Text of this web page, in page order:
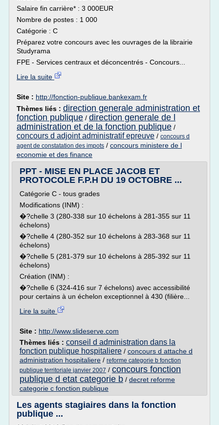
Salaire fin carrière* : 3 000EUR
Nombre de postes : 1 000
Catégorie : C
Préparez votre concours avec les ouvrages de la librairie
Studyrama
FPE - Services centraux et déconcentrés - Concours...
Lire la suite
Site : http://fonction-publique.bankexam.fr
Thèmes liés : direction generale administration et
fonction publique / direction generale de l
administration et de la fonction publique /
concours d adjoint administratif epreuve / concours d
agent de constatation des impots / concours ministere de l
economie et des finance
PPT - MISE EN PLACE JACOB ET
PROTOCOLE F.P.H DU 19 OCTOBRE ...
Catégorie C - tous grades
Modifications (INM) :
�?chelle 3 (280-338 sur 10 échelons à 281-355 sur 11
échelons)
�?chelle 4 (280-352 sur 10 échelons à 283-368 sur 11
échelons)
�?chelle 5 (281-379 sur 10 échelons à 285-392 sur 11
échelons)
Création (INM) :
�?chelle 6 (324-416 sur 7 échelons) avec accessibilité
pour certains à un échelon exceptionnel à 430 (filière...
Lire la suite
Site : http://www.slideserve.com
Thèmes liés : conseil d administration dans la
fonction publique hospitaliere / concours d attache d
administration hospitaliere / reforme categorie b fonction
publique territoriale janvier 2007 / concours fonction
publique d etat categorie b / decret reforme
categorie c fonction publique
Les agents stagiaires dans la fonction
publique ...